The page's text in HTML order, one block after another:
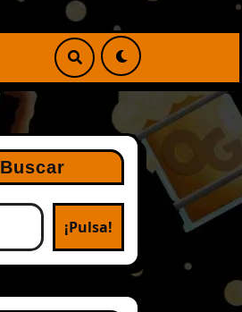
Buscar
¡Pulsa!